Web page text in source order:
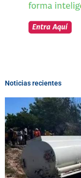
Noticias recientes